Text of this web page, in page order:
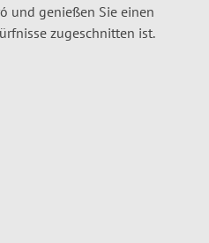
und genießen Sie einen
zugeschnitten ist.